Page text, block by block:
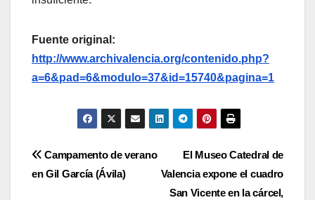
Fuente original:
http://www.archivalencia.org/contenido.php?
a=6&pad=6&modulo=37&id=15740&pagina=1
Navegación
El Museo Catedral de
Valencia expone el cuadro
San Vicente en la cárcel,
Campamento de verano
en Gil García (Ávila)